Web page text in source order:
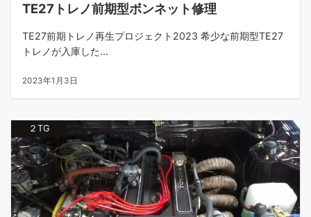
TE27トレノ前期型ボンネット修理
TE27前期トレノ再生プロジェクト2023 希少な前期型TE27
トレノが入庫した...
2023年1月3日
２TG